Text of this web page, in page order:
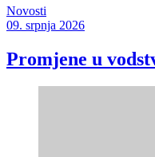
Novosti
09. srpnja 2026
Promjene u